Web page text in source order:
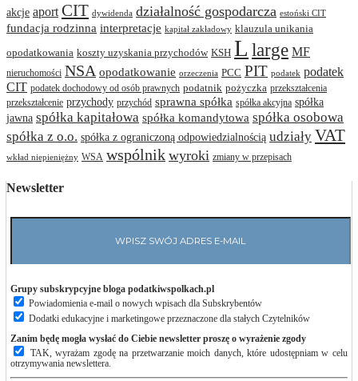
akcje aport CIT dywidenda działalność gospodarcza estoński CIT
fundacja rodzinna interpretacje kapitał zakładowy klauzula unikania
opodatkowania koszty uzyskania przychodów KSH L large MF
nieruchomości NSA opodatkowanie orzeczenia PCC PIT podatek podatek
CIT podatek dochodowy od osób prawnych podatnik pożyczka przekształcenia
przekształcenie przychody przychód sprawna spółka spółka akcyjna spółka
jawna spółka kapitałowa spółka komandytowa spółka osobowa
spółka z o.o. spółka z ograniczoną odpowiedzialnością udziały VAT
wkład niepieniężny WSA wspólnik wyroki zmiany w przepisach
Newsletter
Grupy subskrypcyjne bloga podatkiwspolkach.pl
Powiadomienia e-mail o nowych wpisach dla Subskrybentów
Dodatki edukacyjne i marketingowe przeznaczone dla stałych Czytelników
Zanim będę mogła wysłać do Ciebie newsletter proszę o wyrażenie zgody
TAK, wyrażam zgodę na przetwarzanie moich danych, które udostępniam w celu
otrzymywania newslettera.